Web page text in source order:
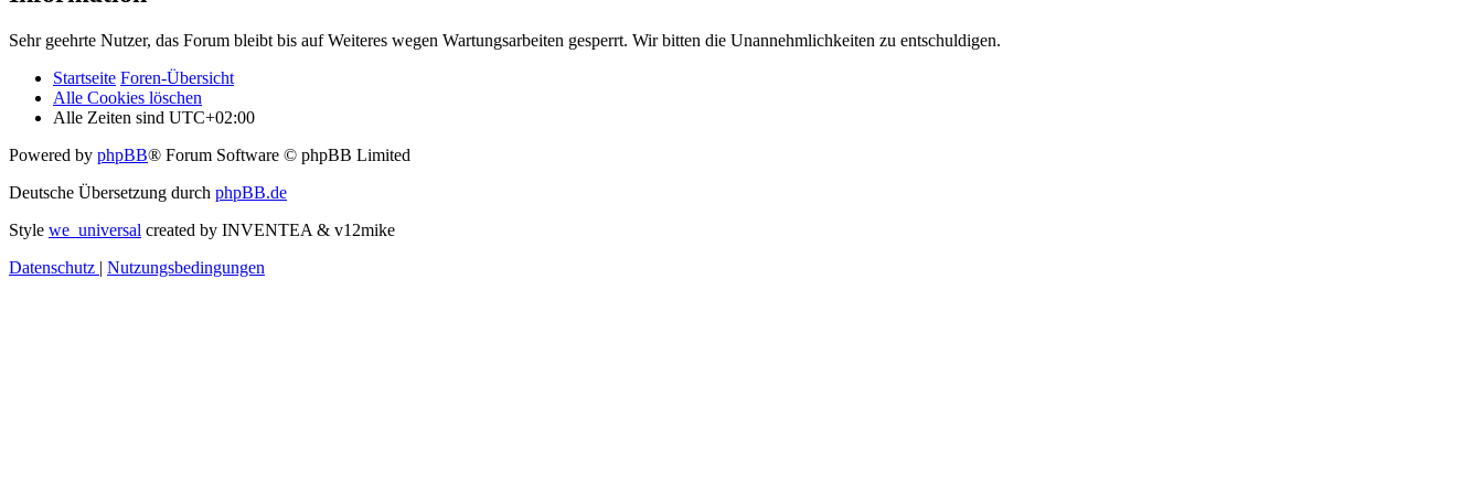
Sehr geehrte Nutzer, das Forum bleibt bis auf Weiteres wegen Wartungsarbeiten gesperrt. Wir bitten die Unannehmlichkeiten zu entschuldigen.
Startseite Foren-Übersicht
Alle Cookies löschen
Alle Zeiten sind UTC+02:00
Powered by phpBB® Forum Software © phpBB Limited
Deutsche Übersetzung durch phpBB.de
Style we_universal created by INVENTEA & v12mike
Datenschutz | Nutzungsbedingungen